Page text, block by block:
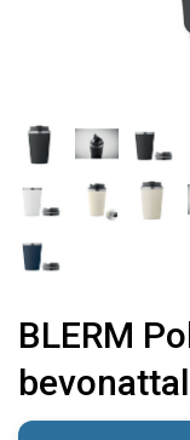
BLERM